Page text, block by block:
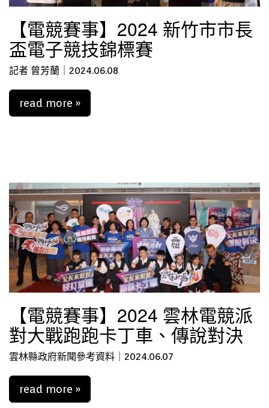
【電競賽事】2024 新竹市市長
盃電子競技錦標賽
記者 曾芳蘭｜2024.06.08
read more »
【電競賽事】2024 雲林電競派
對大戰跑跑卡丁車、傳說對決
雲林縣政府新聞參考資料｜2024.06.07
read more »